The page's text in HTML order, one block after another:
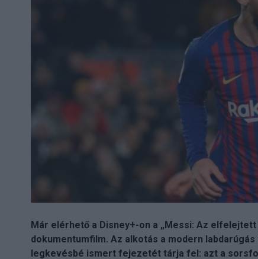
Már elérhető a Disney+-on a „Messi: Az
dokumentumfilm. Az alkotás a modern
legkevésbé ismert fejezetét tárja fel: azt a